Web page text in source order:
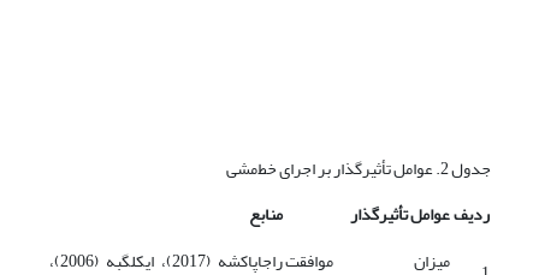
جدول 2. عوامل تأثیرگذار بر اجرای خط‌مشی
ردیفعوامل تأثیرگذار
منابع
میزان موافقت راجاپاکشه (2017)، ایکلگبه (2006)،